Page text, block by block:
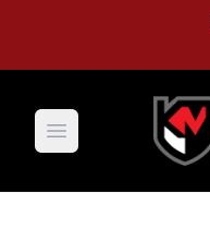
Open main menu